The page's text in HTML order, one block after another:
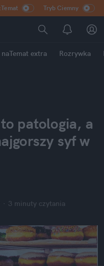
Tryb Ciemny
naTemat extra Rozrywka
patologia, a
syf w
· 3 minuty czytania